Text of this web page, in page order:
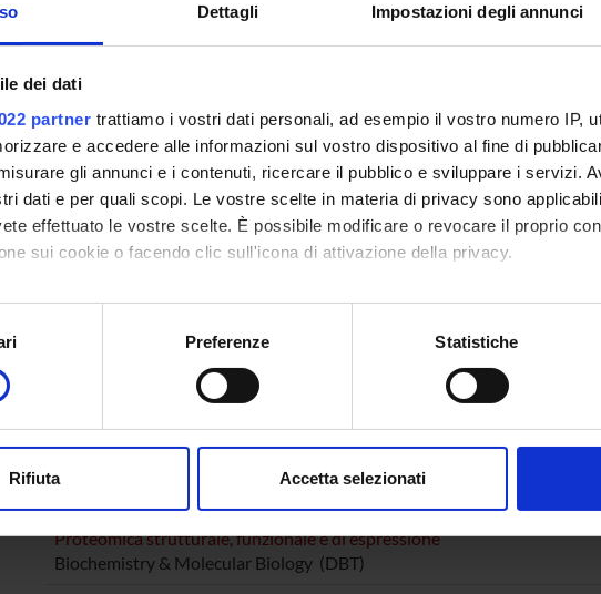
Dettagli Impostazioni degli annunci
dei dati
partner trattiamo i vostri dati personali, ad esempio il vostro numero IP,
e accedere alle informazioni sul vostro dispositivo al fine di
gli annunci e i contenuti, ricercare il pubblico e sviluppare i servizi.
dati e per quali scopi. Le vostre scelte in materia di privacy sono
effettuato le vostre scelte. È possibile modificare o revocare il proprio
sui cookie o facendo clic sull'icona di attivazione della privacy.
vorremmo anche:
informazioni sulla tua posizione geografica, con un'approssimazione di
il tuo consenso in qualsiasi momento dalla Dichiarazione sui cookie.
web, pubblicità e social media, i quali potrebbero combinarle con altre
dal tuo utilizzo dei loro servizi.
Preferenze Statistiche
Rifiuta Accetta selezionati
diventare una chiave interpretativa dei meccanismi di aggregazione
neurodegenerative; in questo senso, nuove possibili strategie
sugli aspetti meccanicistici, strutturali e funzionali che potremo
In particolare, le conoscenze che otterremo riguardo la (possibile)
umana potrebbero aprire nuove strade nella lotta contro una patologia
ENTI FINANZIATORI:
PRIN VALUTATO
POSITIVAMENTE
Finanziamento: richiesto
Programma:PRIN
Proteomica strutturale, funzionale e di espressione
Biochemistry & Molecular Biology (DBT)